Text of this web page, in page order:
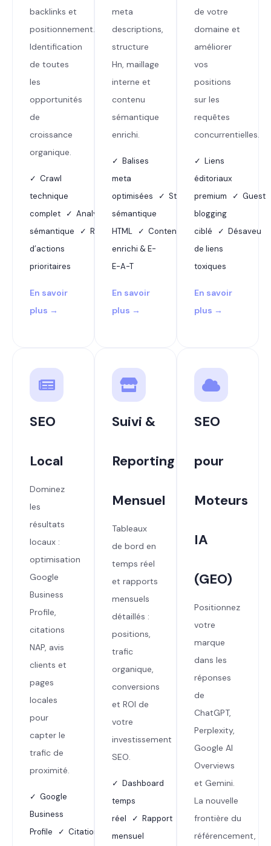
backlinks et
positionnement.
Identification
de toutes
les
opportunités
de
croissance
organique.
✓ Crawl
technique
complet ✓ Analyse
sémantique ✓ Rapport
d’actions
prioritaires
En savoir
plus →
meta
descriptions,
structure
Hn, maillage
interne et
contenu
sémantique
enrichi.
✓ Balises
meta
optimisées ✓ Structure
sémantique
HTML ✓ Contenu
enrichi & E-
E-A-T
En savoir
plus →
de votre
domaine et
améliorer
vos
positions
sur les
requêtes
concurrentielles.
✓ Liens
éditoriaux
premium ✓ Guest
blogging
ciblé ✓ Désaveu
de liens
toxiques
En savoir
plus →
SEO
Local
Dominez
les
résultats
locaux :
optimisation
Google
Business
Profile,
citations
NAP, avis
clients et
pages
locales
pour
capter le
trafic de
proximité.
✓ Google
Business
Profile ✓ Citations
Suivi &
Reporting
Mensuel
Tableaux
de bord en
temps réel
et rapports
mensuels
détaillés :
positions,
trafic
organique,
conversions
et ROI de
votre
investissement
SEO.
✓ Dashboard
temps
réel ✓ Rapport
mensuel
SEO
pour
Moteurs
IA
(GEO)
Positionnez
votre
marque
dans les
réponses
de
ChatGPT,
Perplexity,
Google AI
Overviews
et Gemini.
La nouvelle
frontière du
référencement,